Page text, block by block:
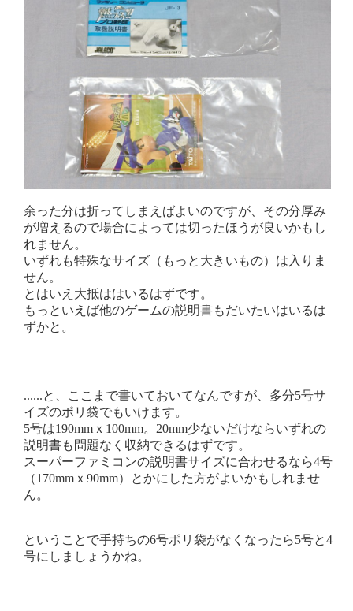
余った分は折ってしまえばよいのですが、その分厚み
が増えるので場合によっては切ったほうが良いかもし
れません。
いずれも特殊なサイズ（もっと大きいもの）は入りま
せん。
とはいえ大抵ははいるはずです。
もっといえば他のゲームの説明書もだいたいはいるは
ずかと。
......と、ここまで書いておいてなんですが、多分5号サ
イズのポリ袋でもいけます。
5号は190mmｘ100mm。20mm少ないだけならいずれの
説明書も問題なく収納できるはずです。
スーパーファミコンの説明書サイズに合わせるなら4号
（170mmｘ90mm）とかにした方がよいかもしれませ
ん。
ということで手持ちの6号ポリ袋がなくなったら5号と4
号にしましょうかね。